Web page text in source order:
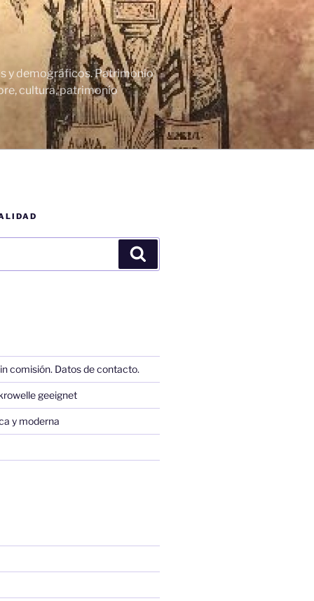
y demográficos. Patrimonio
cultura, patrimonio
comisión. Datos de contacto.
geeignet
y moderna